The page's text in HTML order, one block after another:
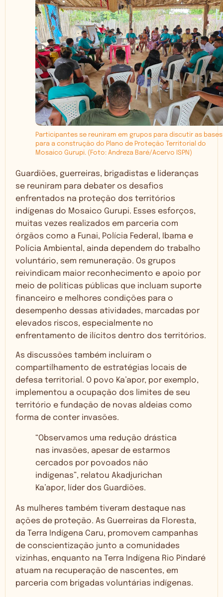
Participantes se reuniram em grupos para discutir as bases
para a construção do Plano de Proteção Territorial do
Mosaico Gurupi. (Foto: Andreza Baré/Acervo ISPN)
Guardiões, guerreiras, brigadistas e lideranças
se reuniram para debater os desafios
enfrentados na proteção dos territórios
indígenas do Mosaico Gurupi. Esses esforços,
muitas vezes realizados em parceria com
órgãos como a Funai, Polícia Federal, Ibama e
Polícia Ambiental, ainda dependem do trabalho
voluntário, sem remuneração. Os grupos
reivindicam maior reconhecimento e apoio por
meio de políticas públicas que incluam suporte
financeiro e melhores condições para o
desempenho dessas atividades, marcadas por
elevados riscos, especialmente no
enfrentamento de ilícitos dentro dos territórios.
As discussões também incluíram o
compartilhamento de estratégias locais de
defesa territorial. O povo Ka’apor, por exemplo,
implementou a ocupação dos limites de seu
território e fundação de novas aldeias como
forma de conter invasões.
“Observamos uma redução drástica
nas invasões, apesar de estarmos
cercados por povoados não
indígenas”, relatou Akadjurichan
Ka’apor, líder dos Guardiões.
As mulheres também tiveram destaque nas
ações de proteção. As Guerreiras da Floresta,
da Terra Indígena Caru, promovem campanhas
de conscientização junto a comunidades
vizinhas, enquanto na Terra Indígena Rio Pindaré
atuam na recuperação de nascentes, em
parceria com brigadas voluntárias indígenas.